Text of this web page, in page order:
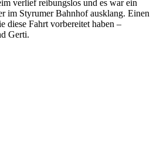
verlief reibungslos und es war ein
im Styrumer Bahnhof ausklang. Einen
diese Fahrt vorbereitet haben –
Gerti.